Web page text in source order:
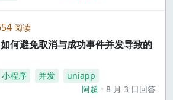
阅读
何避免取消与成功事件并发导致的
小程序 并发
uniapp
阿超
8 月 3 日回答